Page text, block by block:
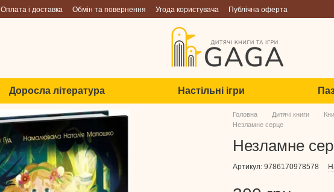
Оплата і доставка Обмін та повернення Угода користувача Публічна оферта
Доросла література Настільні ігри
Головна Дитячі книги
Незламне серце
Незламне
Артикул: 9786170978578